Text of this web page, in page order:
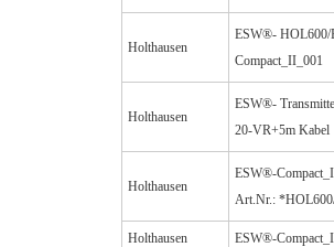
Holthausen
ESW®- HOL600/
Compact_II_001
Holthausen
ESW®-
20-VR+5m Kabel
Holthausen
ESW®-
Art.Nr.:
Holthausen ESW®-